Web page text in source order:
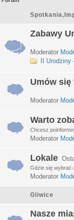
Zabawy
Moderator
II
Umów się
Moderator
Warto
Chcesz
Moderator
Lokale
Gdzie się wybrać
Moderator
Gliwice
Nasze